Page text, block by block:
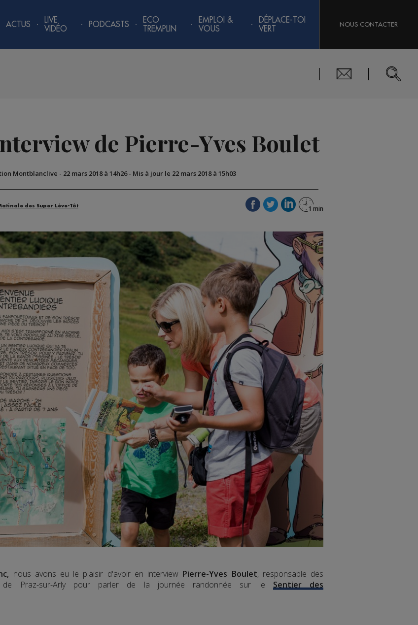
ACTUS
LIVE
VIDÉO
PODCASTS
ECO
TREMPLIN
EMPLOI &
VOUS
DÉPLACE-TOI
VERT
NOUS CONTACTER
de Pierre-Yves Boulet
Montblanclive - 22 mars 2018 à 14h26- Mis à jour le 22 mars 2018 à 15h03
des Super Lève-Tôt
nous avons eu le plaisir d'avoir en interview Pierre-Yves Boulet, responsable des
de Praz-sur-Arly pour parler de la journée randonnée sur le Sentier des